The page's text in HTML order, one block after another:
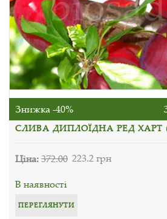
Знижка -40%
СЛИВА ДИПЛОЇДНА РЕД ХАРТ
Ціна:372.00 223.2 грн
В наявності
ПЕРЕГЛЯНУТИ